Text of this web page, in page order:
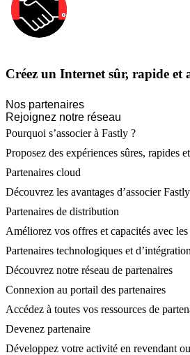
Créez un Internet sûr, rapide et
Nos partenaires
Rejoignez notre réseau
Pourquoi s’associer à Fastly ?
Proposez des expériences sûres, rapides
Partenaires cloud
Découvrez les avantages d’associer
Partenaires de distribution
Améliorez vos offres et capacités avec
Partenaires technologiques et d’intégration
Découvrez notre réseau de partenaires
Connexion au portail des partenaires
Accédez à toutes vos ressources de
Devenez partenaire
Développez votre activité en revendant